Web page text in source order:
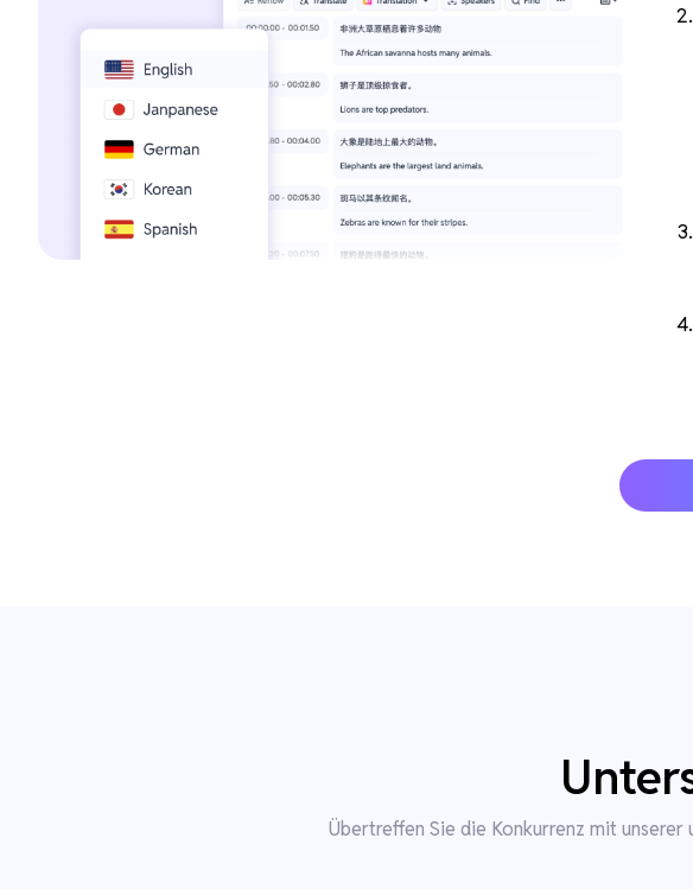
Übertreffen Sie die Konkurrenz mit